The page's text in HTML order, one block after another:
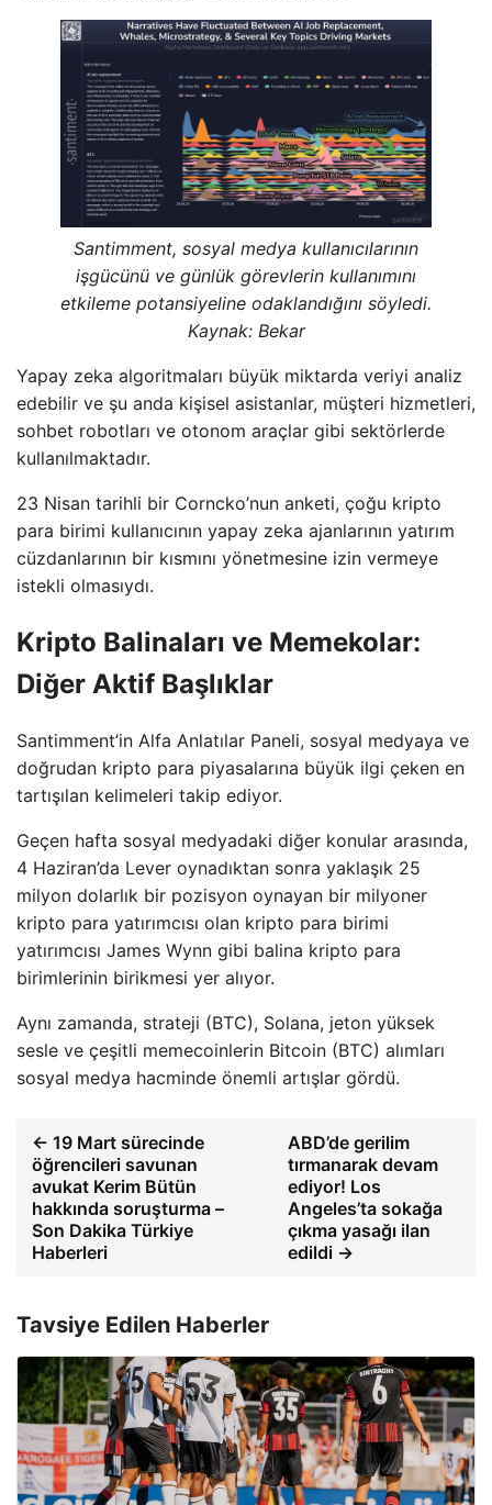
Santimment, sosyal medya kullanıcılarının
işgücünü ve günlük görevlerin kullanımını
etkileme potansiyeline odaklandığını söyledi.
Kaynak: Bekar
Yapay zeka algoritmaları büyük miktarda veriyi analiz
edebilir ve şu anda kişisel asistanlar, müşteri hizmetleri,
sohbet robotları ve otonom araçlar gibi sektörlerde
kullanılmaktadır.
23 Nisan tarihli bir Corncko’nun anketi, çoğu kripto
para birimi kullanıcının yapay zeka ajanlarının yatırım
cüzdanlarının bir kısmını yönetmesine izin vermeye
istekli olmasıydı.
Kripto Balinaları ve Memekolar:
Diğer Aktif Başlıklar
Santimment’in Alfa Anlatılar Paneli, sosyal medyaya ve
doğrudan kripto para piyasalarına büyük ilgi çeken en
tartışılan kelimeleri takip ediyor.
Geçen hafta sosyal medyadaki diğer konular arasında,
4 Haziran’da Lever oynadıktan sonra yaklaşık 25
milyon dolarlık bir pozisyon oynayan bir milyoner
kripto para yatırımcısı olan kripto para birimi
yatırımcısı James Wynn gibi balina kripto para
birimlerinin birikmesi yer alıyor.
Aynı zamanda, strateji (BTC), Solana, jeton yüksek
sesle ve çeşitli memecoinlerin Bitcoin (BTC) alımları
sosyal medya hacminde önemli artışlar gördü.
← 19 Mart sürecinde
öğrencileri savunan
avukat Kerim Bütün
hakkında soruşturma –
Son Dakika Türkiye
Haberleri
ABD’de gerilim
tırmanarak devam
ediyor! Los
Angeles’ta sokağa
çıkma yasağı ilan
edildi →
Tavsiye Edilen Haberler